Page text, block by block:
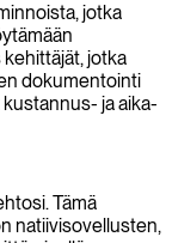
jotka
jotka
dokumentointi
ja aika-
Tämä
natiivisovellusten,